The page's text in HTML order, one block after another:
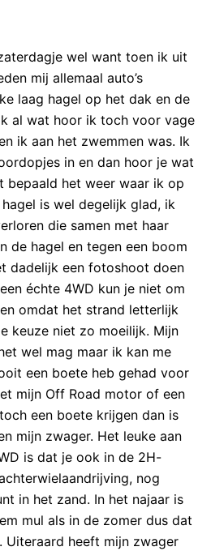
wel want toen ik uit
mij allemaal auto’s
laag hagel op het dak en de
al wat hoor ik toch voor vage
ik aan het zwemmen was. Ik
in en dan hoor je wat
bepaald het weer waar ik op
is wel degelijk glad, ik
die samen met haar
de hagel en tegen een boom
dadelijk een fotoshoot doen
échte 4WD kun je niet om
omdat het strand letterlijk
keuze niet zo moeilijk. Mijn
wel mag maar ik kan me
een boete heb gehad voor
mijn Off Road motor of een
een boete krijgen dan is
mijn zwager. Het leuke aan
is dat je ook in de 2H-
nog
in het zand. In het najaar is
mul als in de zomer dus dat
Uiteraard heeft mijn zwager